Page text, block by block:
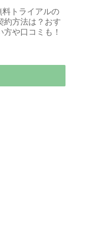
料トライアルの
約方法は？おす
方や口コミも！